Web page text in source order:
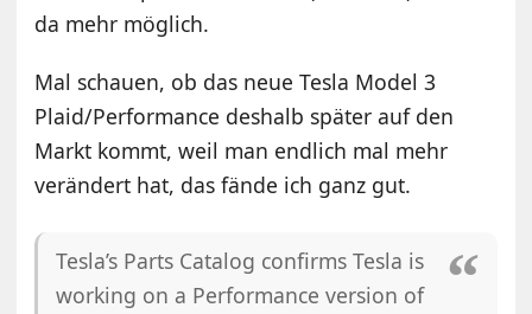
da mehr möglich.
Mal schauen, ob das neue Tesla Model 3
Plaid/Performance deshalb später auf den
Markt kommt, weil man endlich mal mehr
verändert hat, das fände ich ganz gut.
Tesla’s Parts Catalog confirms Tesla is
working on a Performance version of